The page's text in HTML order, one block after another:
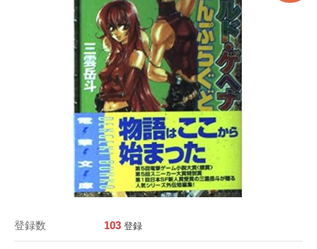
登録数 103 登録